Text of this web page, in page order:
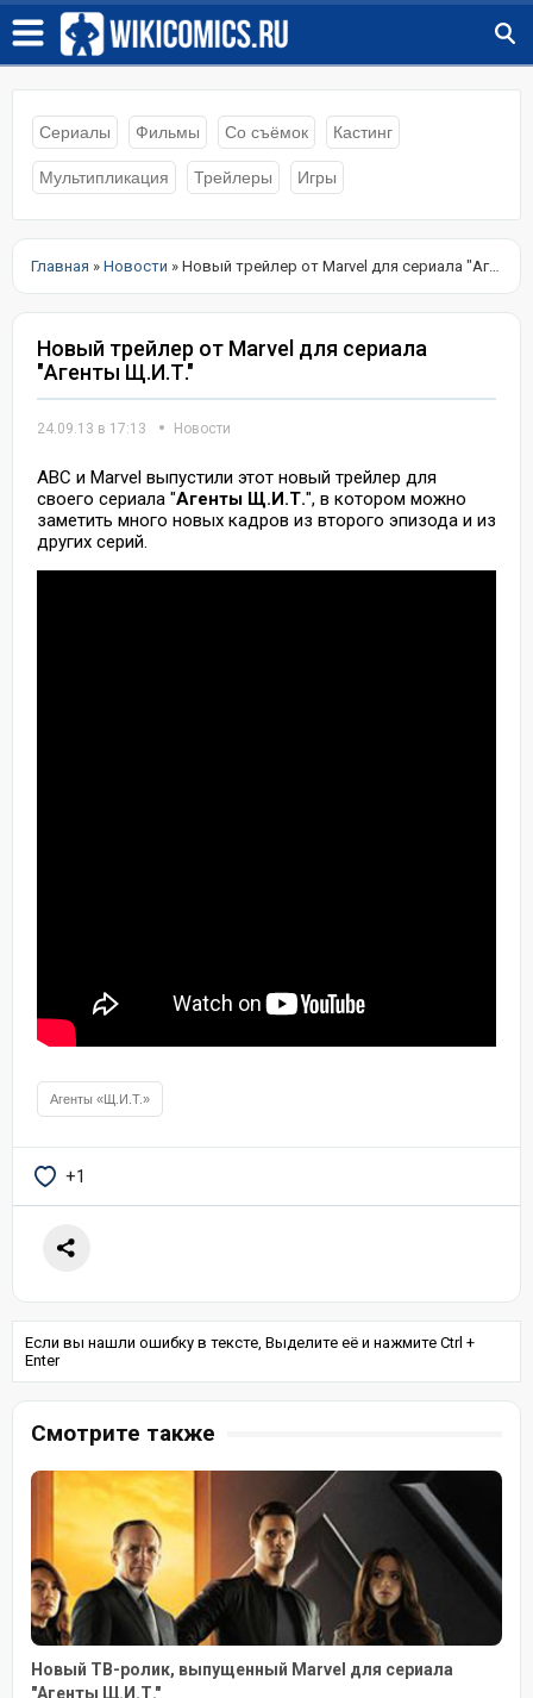
Сериалы Фильмы Со съёмок Кастинг
Мультипликация Трейлеры Игры
Главная » Новости » Новый трейлер от Marvel для сериала "Агенты Щ.И.Т."
Новый трейлер от Marvel для сериала
"Агенты Щ.И.Т."
24.09.13 в 17:13 Новости
ABC и Marvel выпустили этот новый трейлер для
своего сериала "Агенты Щ.И.Т.", в котором можно
заметить много новых кадров из второго эпизода и из
других серий.
Агенты «Щ.И.Т.»
+1
Если вы нашли ошибку в тексте, Выделите её и нажмите Ctrl +
Enter
Смотрите также
Новый ТВ-ролик, выпущенный Marvel для сериала
"Агенты Щ.И.Т."